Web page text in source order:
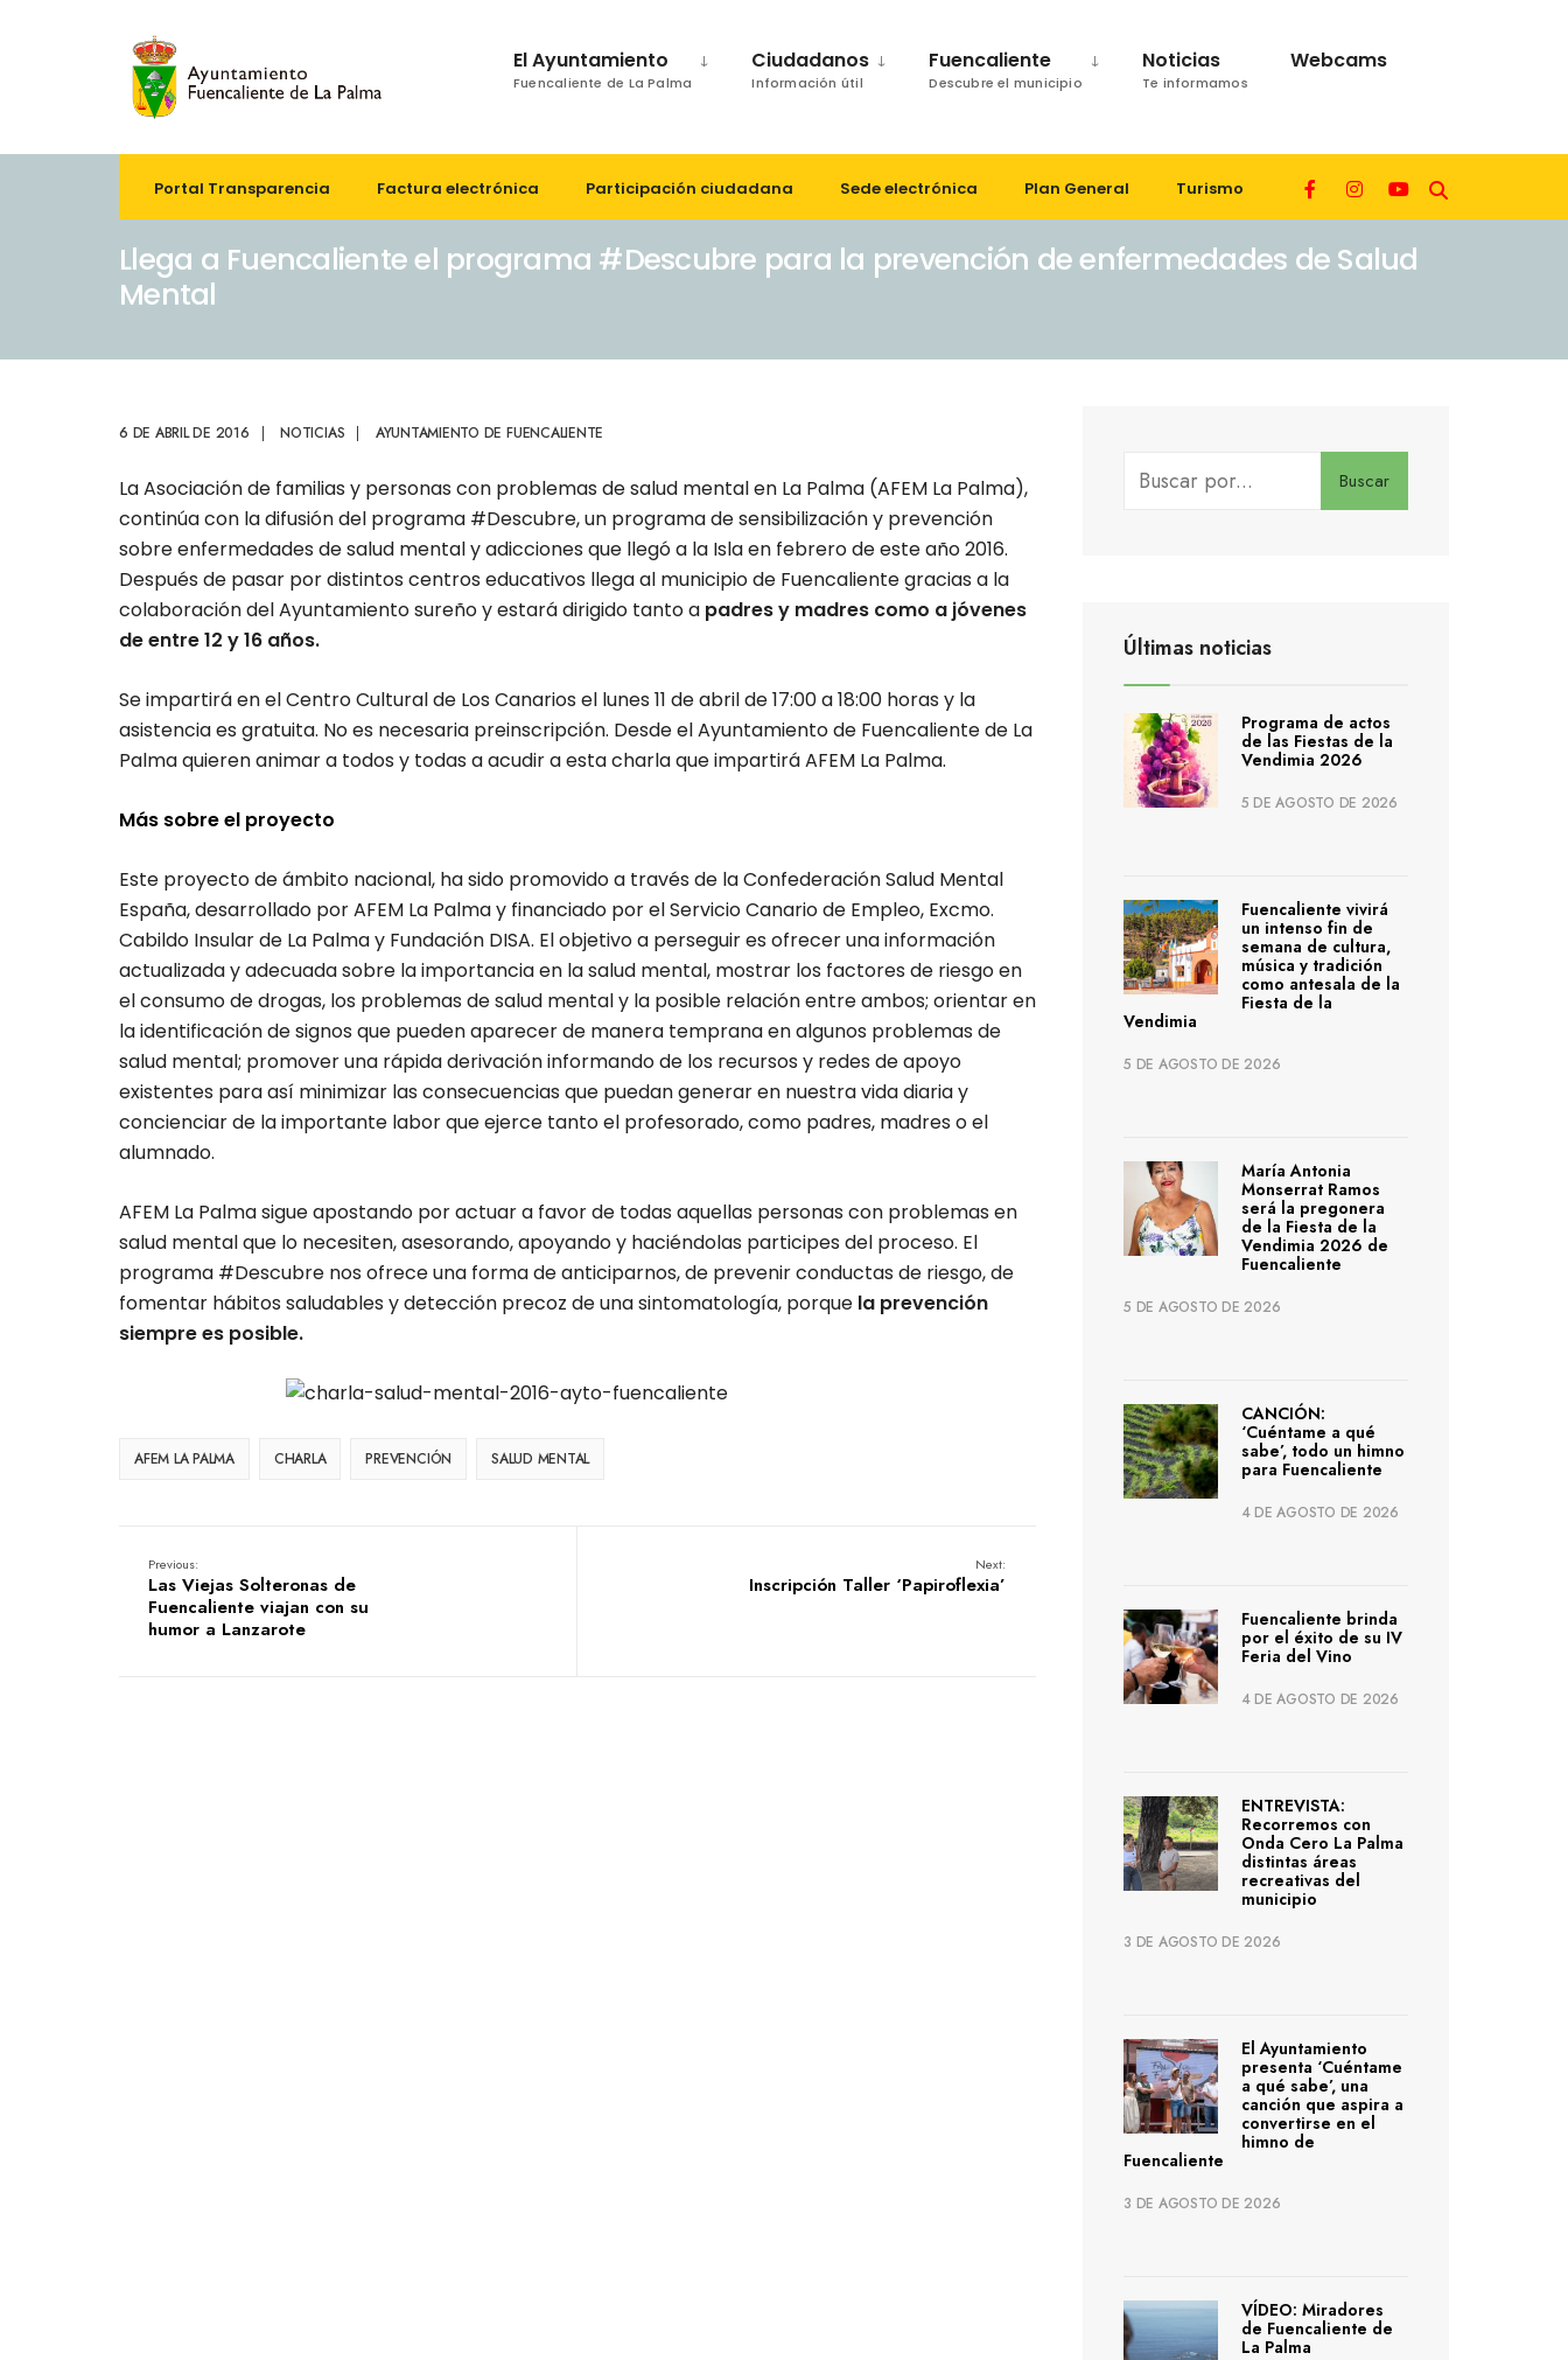
El Ayuntamiento
Fuencaliente de La Palma
Ciudadanos
Información útil
Fuencaliente
Descubre el municipio
Noticias
Te informamos
Webcams
Portal Transparencia Factura electrónica Participación ciudadana Sede electrónica Plan General Turismo
Llega a Fuencaliente el programa #Descubre para la prevención de enfermedades de Salud
Mental
6 DE ABRIL DE 2016 | NOTICIAS | AYUNTAMIENTO DE FUENCALIENTE
La Asociación de familias y personas con problemas de salud mental en La Palma (AFEM La Palma),
continúa con la difusión del programa #Descubre, un programa de sensibilización y prevención
sobre enfermedades de salud mental y adicciones que llegó a la Isla en febrero de este año 2016.
Después de pasar por distintos centros educativos llega al municipio de Fuencaliente gracias a la
colaboración del Ayuntamiento sureño y estará dirigido tanto a padres y madres como a jóvenes
de entre 12 y 16 años.
Se impartirá en el Centro Cultural de Los Canarios el lunes 11 de abril de 17:00 a 18:00 horas y la
asistencia es gratuita. No es necesaria preinscripción. Desde el Ayuntamiento de Fuencaliente de La
Palma quieren animar a todos y todas a acudir a esta charla que impartirá AFEM La Palma.
Más sobre el proyecto
Este proyecto de ámbito nacional, ha sido promovido a través de la Confederación Salud Mental
España, desarrollado por AFEM La Palma y financiado por el Servicio Canario de Empleo, Excmo.
Cabildo Insular de La Palma y Fundación DISA. El objetivo a perseguir es ofrecer una información
actualizada y adecuada sobre la importancia en la salud mental, mostrar los factores de riesgo en
el consumo de drogas, los problemas de salud mental y la posible relación entre ambos; orientar en
la identificación de signos que pueden aparecer de manera temprana en algunos problemas de
salud mental; promover una rápida derivación informando de los recursos y redes de apoyo
existentes para así minimizar las consecuencias que puedan generar en nuestra vida diaria y
concienciar de la importante labor que ejerce tanto el profesorado, como padres, madres o el
alumnado.
AFEM La Palma sigue apostando por actuar a favor de todas aquellas personas con problemas en
salud mental que lo necesiten, asesorando, apoyando y haciéndolas participes del proceso. El
programa #Descubre nos ofrece una forma de anticiparnos, de prevenir conductas de riesgo, de
fomentar hábitos saludables y detección precoz de una sintomatología, porque la prevención
siempre es posible.
AFEM LA PALMA CHARLA PREVENCIÓN SALUD MENTAL
Previous:
Las Viejas Solteronas de
Fuencaliente viajan con su
humor a Lanzarote
Next:
Inscripción Taller ‘Papiroflexia’
Buscar
Últimas noticias
Programa de actos
de las Fiestas de la
Vendimia 2026
5 DE AGOSTO DE 2026
Fuencaliente vivirá
un intenso fin de
semana de cultura,
música y tradición
como antesala de la
Fiesta de la
Vendimia
5 DE AGOSTO DE 2026
María Antonia
Monserrat Ramos
será la pregonera
de la Fiesta de la
Vendimia 2026 de
Fuencaliente
5 DE AGOSTO DE 2026
CANCIÓN:
‘Cuéntame a qué
sabe’, todo un himno
para Fuencaliente
4 DE AGOSTO DE 2026
Fuencaliente brinda
por el éxito de su IV
Feria del Vino
4 DE AGOSTO DE 2026
ENTREVISTA:
Recorremos con
Onda Cero La Palma
distintas áreas
recreativas del
municipio
3 DE AGOSTO DE 2026
El Ayuntamiento
presenta ‘Cuéntame
a qué sabe’, una
canción que aspira a
convertirse en el
himno de
Fuencaliente
3 DE AGOSTO DE 2026
VÍDEO: Miradores
de Fuencaliente de
La Palma